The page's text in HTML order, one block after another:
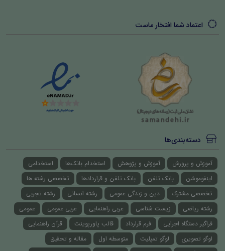
اعتماد شما افتخار ماست
دسته‌بندی‌ها
آموزش و پرورش آموزش و پژوهش استخدام بانک‌ها
استخدامی
اینفوموشن
بانک تلفن بانک تلفن و قراردادها
تخصصی رشته ها
تخصصی مشترک
دین و زندگی عمومی رشته انسانی
رشته تجربی
رشته ریاضی
زیست شناسی عربی راهنمایی عربی عمومی
عمومی
فراگیر دستگاه اجرایی
فرم قرارداد قالب پاورپوینت
قرآن راهنمایی
لوگو تصویری
لوگو تمپلیت متوسطه اول
مقاله و تحقیق